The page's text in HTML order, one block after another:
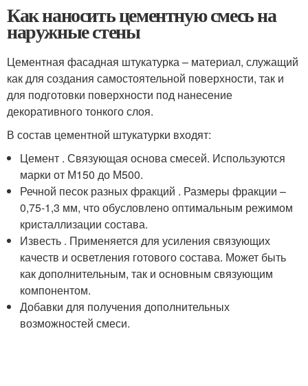
Как наносить цементную смесь на
наружные стены
Цементная фасадная штукатурка – материал, служащий
как для создания самостоятельной поверхности, так и
для подготовки поверхности под нанесение
декоративного тонкого слоя.
В состав цементной штукатурки входят:
Цемент . Связующая основа смесей. Используются
марки от М150 до М500.
Речной песок разных фракций . Размеры фракции –
0,75-1,3 мм, что обусловлено оптимальным режимом
кристаллизации состава.
Известь . Применяется для усиления связующих
качеств и осветления готового состава. Может быть
как дополнительным, так и основным связующим
компонентом.
Добавки для получения дополнительных
возможностей смеси.